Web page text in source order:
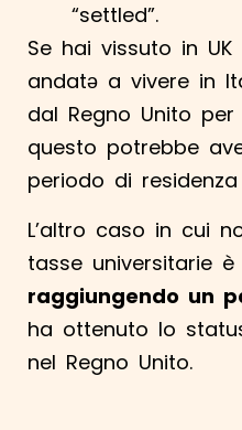
“settled”.
Se hai vissuto in
andatə a vivere in
dal Regno Unito
questo potrebbe
periodo di
L’altro caso in cui
tasse universitarie
raggiungendo un
ha ottenuto lo
nel Regno Unito.